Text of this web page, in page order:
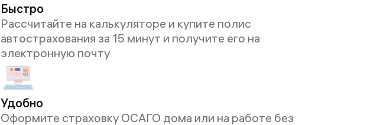
Быстро
Рассчитайте на калькуляторе и купите полис
автострахования за 15 минут и получите его на
электронную почту
Удобно
Оформите страховку ОСАГО дома или на работе без